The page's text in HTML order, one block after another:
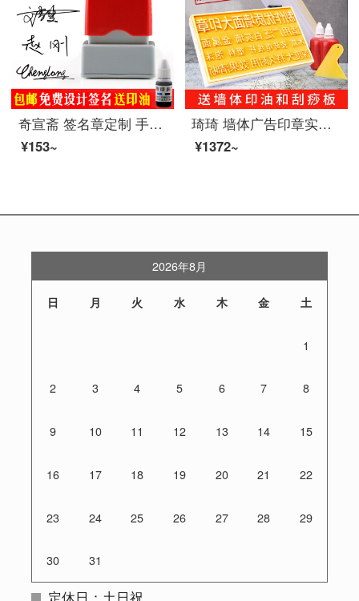
奇宣斋 签名章定制 手写姓名章刻章 个性签字印章名字章图章 盖章神器光敏印章定做艺术人名章 签名印章 款式二(印面尺寸30*10毫米)
¥153~
琦琦 墙体广告印章实测实量刻字墙面盖章楼道开锁建筑工地表格便携式图章刻章定制大号logo章子刻印 30*20cm（配刮板+500ml印油+收纳盒）
¥1372~
2026年8月
日 月 火 水 木 金 土
1
2 3 4 5 6 7 8
9 10 11 12 13 14 15
16 17 18 19 20 21 22
23 24 25 26 27 28 29
30 31
定休日：土日祝